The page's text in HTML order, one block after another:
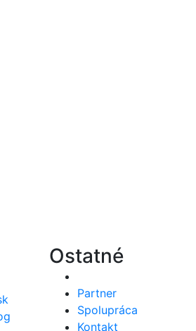
Ostatné
Partner
Spolupráca
Kontakt